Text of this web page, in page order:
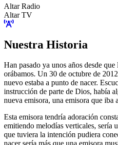
Altar Radio
Altar TV
Nuestra Historia
Han pasado ya unos años desde
orábamos. Un 30 de octubre de
nuevo estaba a punto de nacer.
instrucción de parte de Dios, había
nueva emisora, una emisora que iba
Esta emisora tendría adoración
emitiendo melodías verticales, sería
que tuviera la intención pudiera